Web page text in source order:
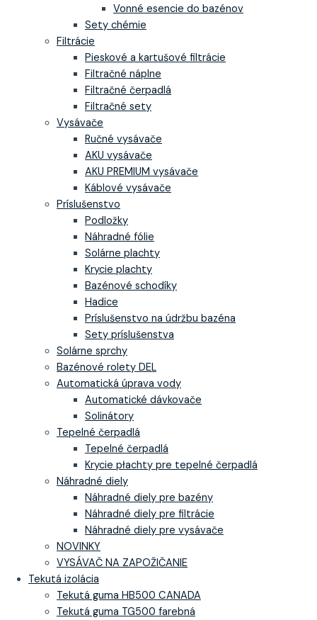
Vonné esencie do bazénov
Sety chémie
Filtrácie
Pieskové a kartušové filtrácie
Filtračné náplne
Filtračné čerpadlá
Filtračné sety
Vysávače
Ručné vysávače
AKU vysávače
AKU PREMIUM vysávače
Káblové vysávače
Príslušenstvo
Podložky
Náhradné fólie
Solárne plachty
Krycie plachty
Bazénové schodíky
Hadice
Príslušenstvo na údržbu bazéna
Sety príslušenstva
Solárne sprchy
Bazénové rolety DEL
Automatická úprava vody
Automatické dávkovače
Solinátory
Tepelné čerpadlá
Tepelné čerpadlá
Krycie płachty pre tepelné čerpadlá
Náhradné diely
Náhradné diely pre bazény
Náhradné diely pre filtrácie
Náhradné diely pre vysávače
NOVINKY
VYSÁVAČ NA ZAPOŽIČANIE
Tekutá izolácia
Tekutá guma HB500 CANADA
Tekutá guma TG500 farebná